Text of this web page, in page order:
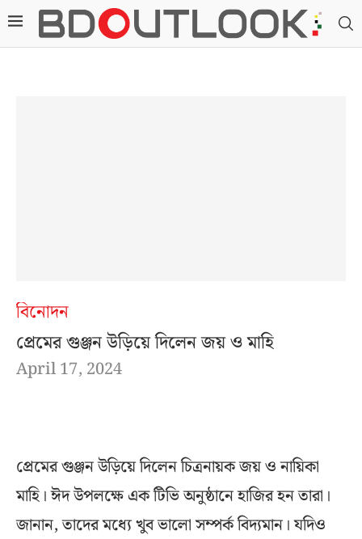
বিনোদন
প্রেমের গুঞ্জন উড়িয়ে দিলেন জয় ও মাহি
April 17, 2024
প্রেমের গুঞ্জন উড়িয়ে দিলেন চিত্রনায়ক জয় ও নায়িকা
মাহি। ঈদ উপলক্ষে এক টিভি অনুষ্ঠানে হাজির হন তারা।
জানান, তাদের মধ্যে খুব ভালো সম্পর্ক বিদ্যমান। যদিও